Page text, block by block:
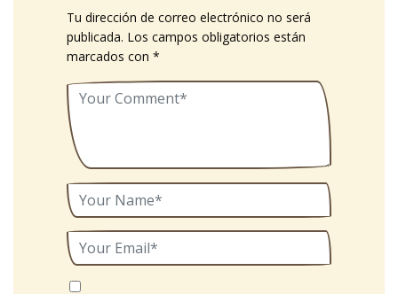
Tu dirección de correo electrónico no será
publicada. Los campos obligatorios están
marcados con *